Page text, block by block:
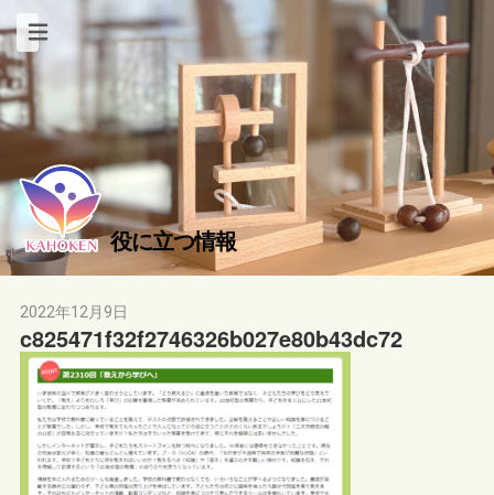
役に立つ情報
2022年12月9日
c825471f32f2746326b027e80b43dc72